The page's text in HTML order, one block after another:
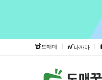
도매매 | 나까마 |